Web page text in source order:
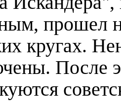
прошел
кругах.
После